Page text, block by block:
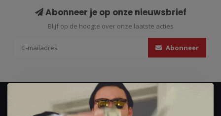
Abonneer je op onze nieuwsbrief
Blijf op de hoogte over onze laatste acties
Abonneer